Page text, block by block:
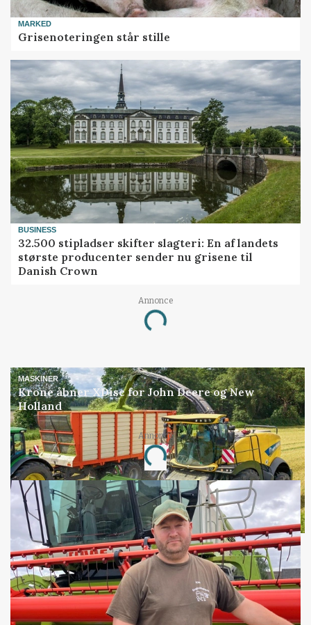
MARKED
Grisenoteringen står stille
BUSINESS
32.500 stipladser skifter slagteri: En af landets
største producenter sender nu grisene til
Danish Crown
Annonce
Loading...
MASKINER
Krone åbner XDisc for John Deere og New
Holland
Annonce
Loading...